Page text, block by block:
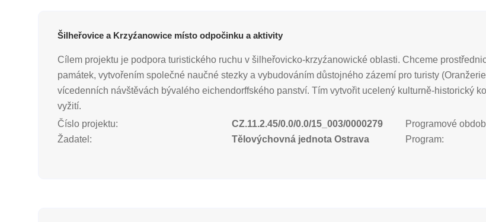
Šilheřovice a Krzyźanowice místo odpočinku a aktivity
Cílem projektu je podpora turistického ruchu v šilheřovicko-krzyźanowické oblasti. Chceme
památek, vytvořením společné naučné stezky a vybudováním důstojného zázemí pro turisty
vícedenních návštěvách bývalého eichendorffského panství. Tím vytvořit ucelený kulturně-historický
vyžití.
Číslo projektu:
CZ.11.2.45/0.0/0.0/15_003/0000279
Žadatel:
Tělovýchovná jednota Ostrava
Programové
Program: